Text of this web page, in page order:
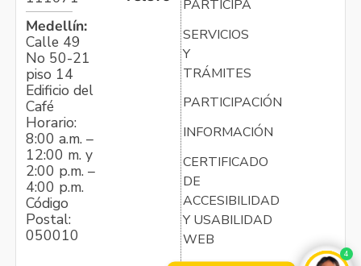
Medellín:
Calle 49
No 50-21
piso 14
Edificio del
Café
Horario:
8:00 a.m. –
12:00 m. y
2:00 p.m. –
4:00 p.m.
Código
Postal:
050010
PARTICIPA
SERVICIOS
Y
TRÁMITES
PARTICIPACIÓN
INFORMACIÓN
CERTIFICADO
DE
ACCESIBILIDAD
Y USABILIDAD
WEB
4